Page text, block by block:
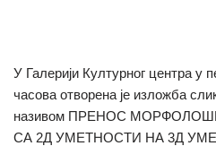
У Галерији Културног центра у
часова отворена је изложба
називом ПРЕНОС
СА 2Д УМЕТНОСТИ НА 3Д